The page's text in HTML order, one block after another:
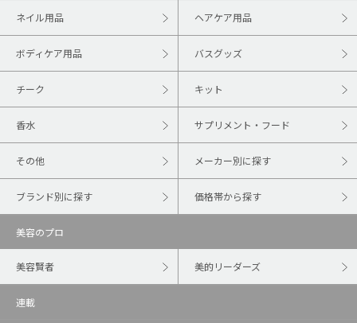
ネイル用品 ヘアケア用品
ボディケア用品 バスグッズ
チーク キット
香水 サプリメント・フード
その他 メーカー別に探す
ブランド別に探す 価格帯から探す
美容のプロ
美容賢者 美的リーダーズ
連載